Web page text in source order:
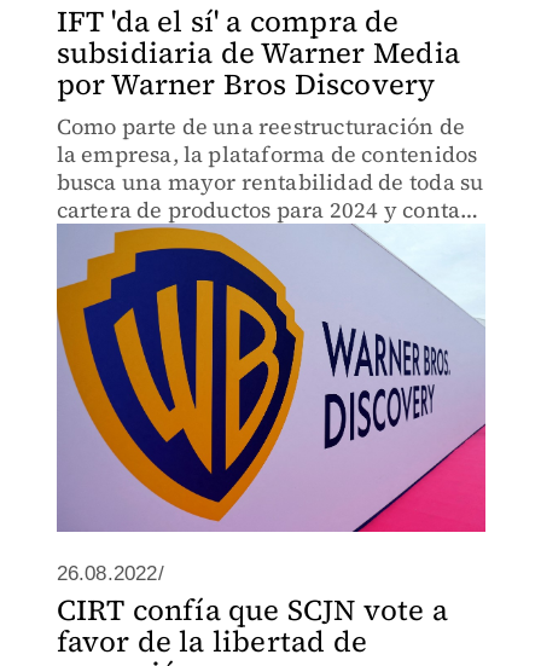
IFT 'da el sí' a compra de
subsidiaria de Warner Media
por Warner Bros Discovery
Como parte de una reestructuración de
la empresa, la plataforma de contenidos
busca una mayor rentabilidad de toda su
cartera de productos para 2024 y contar
con más 130 millones de suscriptores
para 2025.
26.08.2022/
CIRT confía que SCJN vote a
favor de la libertad de